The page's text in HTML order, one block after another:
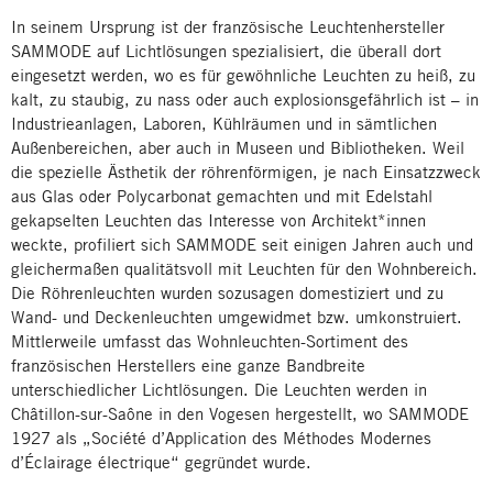
In seinem Ursprung ist der französische Leuchtenhersteller
SAMMODE auf Lichtlösungen spezialisiert, die überall dort
eingesetzt werden, wo es für gewöhnliche Leuchten zu heiß, zu
kalt, zu staubig, zu nass oder auch explosionsgefährlich ist – in
Industrieanlagen, Laboren, Kühlräumen und in sämtlichen
Außenbereichen, aber auch in Museen und Bibliotheken. Weil
die spezielle Ästhetik der röhrenförmigen, je nach Einsatzzweck
aus Glas oder Polycarbonat gemachten und mit Edelstahl
gekapselten Leuchten das Interesse von Architekt*innen
weckte, profiliert sich SAMMODE seit einigen Jahren auch und
gleichermaßen qualitätsvoll mit Leuchten für den Wohnbereich.
Die Röhrenleuchten wurden sozusagen domestiziert und zu
Wand- und Deckenleuchten umgewidmet bzw. umkonstruiert.
Mittlerweile umfasst das Wohnleuchten-Sortiment des
französischen Herstellers eine ganze Bandbreite
unterschiedlicher Lichtlösungen. Die Leuchten werden in
Châtillon-sur-Saône in den Vogesen hergestellt, wo SAMMODE
1927 als „Société d’Application des Méthodes Modernes
d’Éclairage électrique“ gegründet wurde.